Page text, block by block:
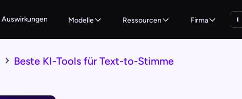
Auswirkungen Modelle Ressourcen Firma
Beste KI-Tools für Text-to-Stimme